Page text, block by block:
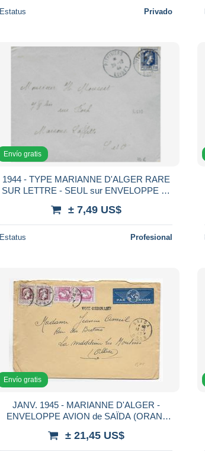
Estatus Privado
Envío gratis
1944 - TYPE MARIANNE D'ALGER RARE
SUR LETTRE - SEUL sur ENVELOPPE de
LAFFITTE
± 7,49 US$
Estatus Profesional
Envío gratis
JANV. 1945 - MARIANNE D'ALGER -
ENVELOPPE AVION de SAÏDA (ORAN)
± 21,45 US$